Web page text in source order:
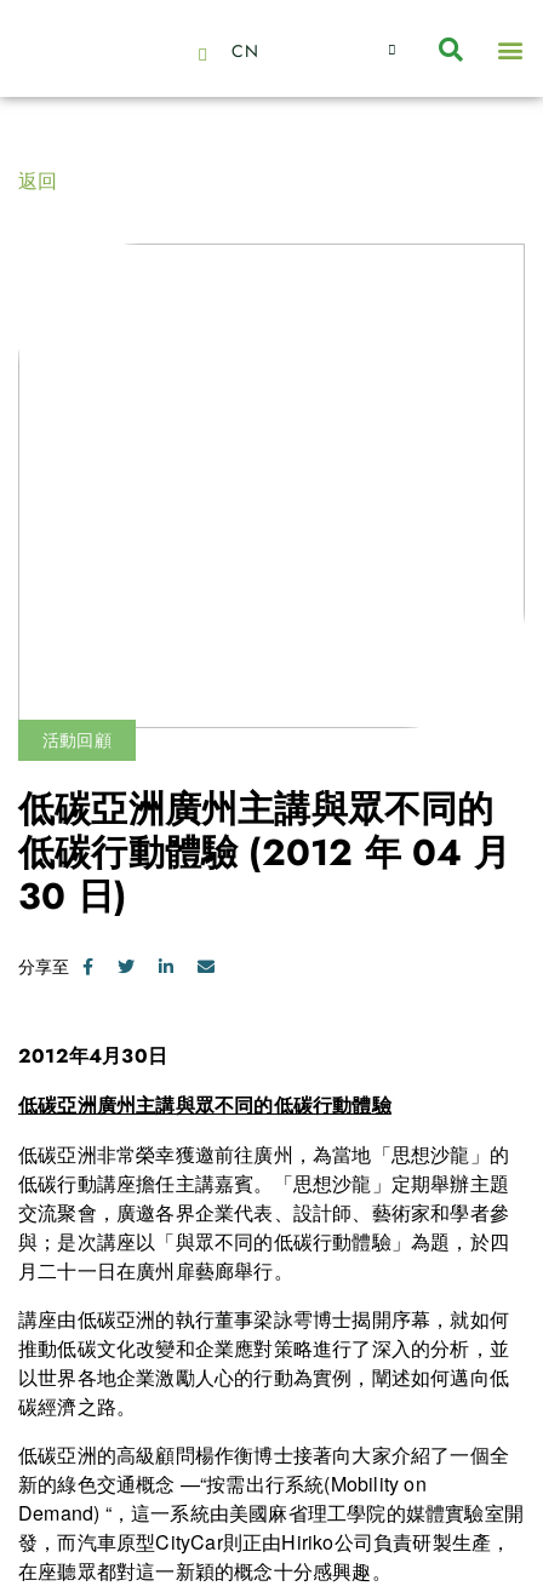
CN
返回
活動回顧
低碳亞洲廣州主講與眾不同的
低碳行動體驗 (2012 年 04 月
30 日)
分享至
2012年4月30日
低碳亞洲廣州主講與眾不同的低碳行動體驗
低碳亞洲非常榮幸獲邀前往廣州，為當地「思想沙龍」的
低碳行動講座擔任主講嘉賓。「思想沙龍」定期舉辦主題
交流聚會，廣邀各界企業代表、設計師、藝術家和學者參
與；是次講座以「與眾不同的低碳行動體驗」為題，於四
月二十一日在廣州扉藝廊舉行。
講座由低碳亞洲的執行董事梁詠雩博士揭開序幕，就如何
推動低碳文化改變和企業應對策略進行了深入的分析，並
以世界各地企業激勵人心的行動為實例，闡述如何邁向低
碳經濟之路。
低碳亞洲的高級顧問楊作衡博士接著向大家介紹了一個全
新的綠色交通概念 —“按需出行系統(Mobility on
Demand) “，這一系統由美國麻省理工學院的媒體實驗室開
發，而汽車原型CityCar則正由Hiriko公司負責研製生產，
在座聽眾都對這一新穎的概念十分感興趣。